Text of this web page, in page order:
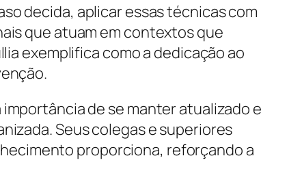
decida, aplicar essas técnicas com
que atuam em contextos que
exemplifica como a dedicação ao
de se manter atualizado e
Seus colegas e superiores
proporciona, reforçando a